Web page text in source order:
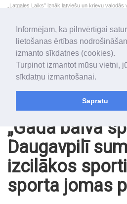
Informējam, ka pilnvērtīgai
lietošanas ērtības
izmanto sīkdatnes (cookies).
Turpinot izmantot mūsu vietni,
sīkdatņu izmantošanai.
Sapratu
„Latgales Laiks” iznāk latviešu un krievu valodās
„Latgales Laiks” latviešu valodā aptver
2026. gada 7. augusts
Piektdiena
Alfrēds, Fredis, Madars
„Gada balva
Daugavpilī
izcilākos
sporta jomas